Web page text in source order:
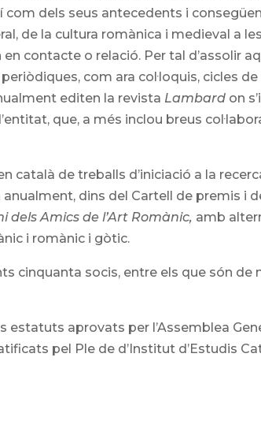
com dels seus antecedents i
de la cultura romànica i medieval a
contacte o relació. Per tal d’assolir
com ara col·loquis, cicles de
editen la revista Lambard on
que, a més inclou breus
català de treballs d’iniciació a la
dins del Cartell de premis i
dels Amics de l’Art Romànic, amb
i romànic i gòtic.
cinquanta socis, entre els que són de
estatuts aprovats per l’Assemblea
pel Ple de d’Institut d’Estudis